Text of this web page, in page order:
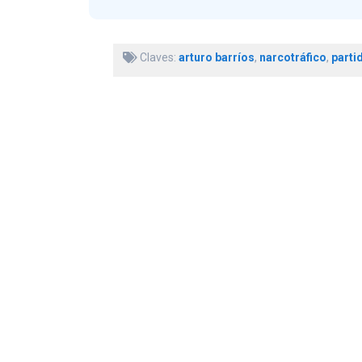
Claves: arturo barríos, narcotráfico,